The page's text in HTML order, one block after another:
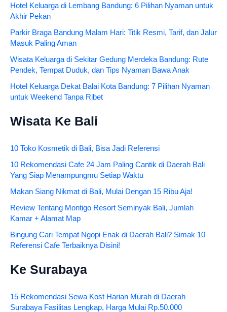
Hotel Keluarga di Lembang Bandung: 6 Pilihan Nyaman untuk
Akhir Pekan
Parkir Braga Bandung Malam Hari: Titik Resmi, Tarif, dan Jalur
Masuk Paling Aman
Wisata Keluarga di Sekitar Gedung Merdeka Bandung: Rute
Pendek, Tempat Duduk, dan Tips Nyaman Bawa Anak
Hotel Keluarga Dekat Balai Kota Bandung: 7 Pilihan Nyaman
untuk Weekend Tanpa Ribet
Wisata Ke Bali
10 Toko Kosmetik di Bali, Bisa Jadi Referensi
10 Rekomendasi Cafe 24 Jam Paling Cantik di Daerah Bali
Yang Siap Menampungmu Setiap Waktu
Makan Siang Nikmat di Bali, Mulai Dengan 15 Ribu Aja!
Review Tentang Montigo Resort Seminyak Bali, Jumlah
Kamar + Alamat Map
Bingung Cari Tempat Ngopi Enak di Daerah Bali? Simak 10
Referensi Cafe Terbaiknya Disini!
Ke Surabaya
15 Rekomendasi Sewa Kost Harian Murah di Daerah
Surabaya Fasilitas Lengkap, Harga Mulai Rp.50.000